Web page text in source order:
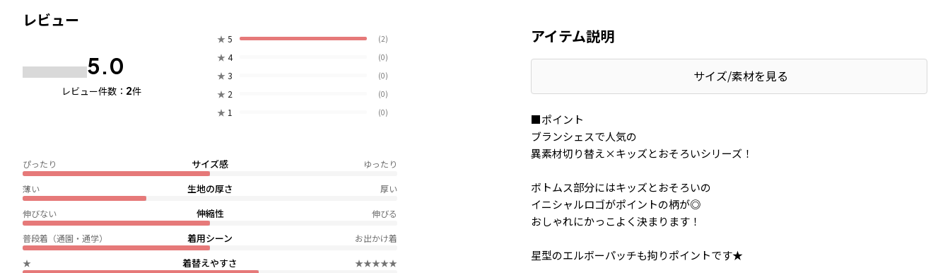
レビュー
5.0
レビュー件数： 2件
★ 5 (2)
★ 4 (0)
★ 3 (0)
★ 2 (0)
★ 1 (0)
サイズ感
ぴったり ゆったり
生地の厚さ
薄い 厚い
伸縮性
伸びない 伸びる
着用シーン
普段着（通園・通学） お出かけ着
着替えやすさ
★ ★★★★★
アイテム説明
サイズ/素材を見る
■ポイント
ブランシェスで人気の
異素材切り替え×キッズとおそろいシリーズ！
ボトムス部分にはキッズとおそろいの
イニシャルロゴがポイントの柄が◎
おしゃれにかっこよく決まります！
星型のエルボーパッチも拘りポイントです★